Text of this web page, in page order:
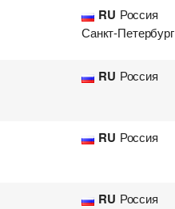
RU Россия
Санкт-Петербург
RU Россия
RU Россия
RU Россия